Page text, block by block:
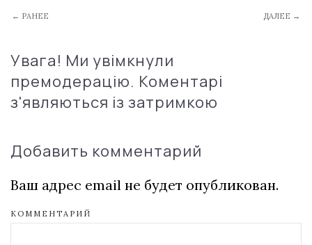
← РАНЕЕ ДАЛЕЕ →
Увага! Ми увімкнули
премодерацію. Коментарі
з'являються із затримкою
Добавить комментарий
Ваш адрес email не будет опубликован.
КОММЕНТАРИЙ